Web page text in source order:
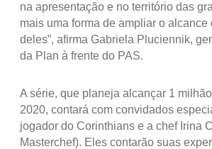
na apresentação e no território das
mais uma forma de ampliar o
deles”, afirma Gabriela Pluciennik,
da Plan à frente do PAS.
A série, que planeja alcançar 1
2020, contará com convidados
jogador do Corinthians e a chef Irina
Masterchef). Eles contarão suas